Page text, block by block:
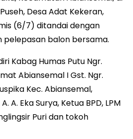
Desa Adat Kekeran,
(6/7) ditandai dengan
pelepasan balon bersama.
Kabag Humas Putu Ngr.
Abiansemal I Gst. Ngr.
Kec. Abiansemal,
A. Eka Surya, Ketua BPD, LPM
Puri dan tokoh